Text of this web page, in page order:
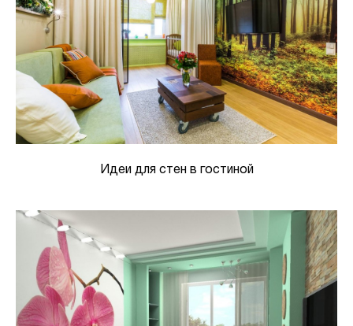
Идеи для стен в гостиной